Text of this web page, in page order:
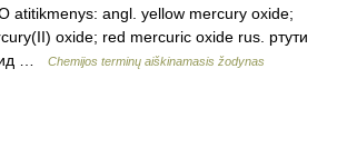
atitikmenys: angl. yellow mercury oxide;
oxide; red mercuric oxide rus. ртути
…
Chemijos terminų aiškinamasis žodynas